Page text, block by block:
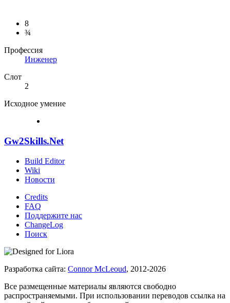
8
¾
Профессия
Инженер
Слот
2
Исходное умение
Gw2Skills.Net
Build Editor
Wiki
Новости
Credits
FAQ
Поддержите нас
ChangeLog
Поиск
Разработка сайта: Connor McLeoud, 2012-2026
Все размещенные материалы являются свободно
распространяемыми. При использовании переводов ссылка на